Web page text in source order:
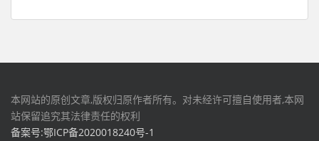
本网站的原创文章,版权归原作者所有。对未经许可擅自使用者,本网
站保留追究其法律责任的权利
备案号:鄂ICP备2020018240号-1